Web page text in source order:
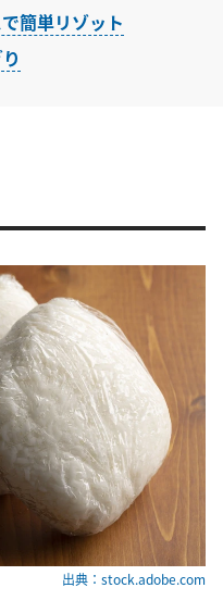
簡単リゾット
出典：stock.adobe.com